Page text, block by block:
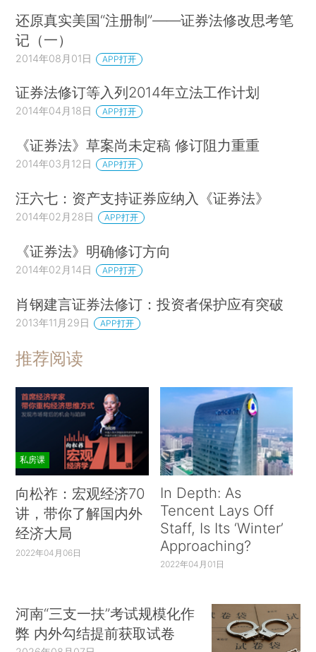
还原真实美国“注册制”——证券法修改思考笔
记（一）
2014年08月01日 APP打开
证券法修订等入列2014年立法工作计划
2014年04月18日 APP打开
《证券法》草案尚未定稿 修订阻力重重
2014年03月12日 APP打开
汪六七：资产支持证券应纳入《证券法》
2014年02月28日 APP打开
《证券法》明确修订方向
2014年02月14日 APP打开
肖钢建言证券法修订：投资者保护应有突破
2013年11月29日 APP打开
推荐阅读
私房课
向松祚：宏观经济70
讲，带你了解国内外
经济大局
2022年04月06日
In Depth: As
Tencent Lays Off
Staff, Is Its ‘Winter’
Approaching?
2022年04月01日
河南“三支一扶”考试规模化作
弊 内外勾结提前获取试卷